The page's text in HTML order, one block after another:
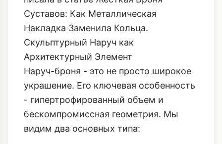
архитектурности. Подробнее об этом я
писала в статье
Жесткая Броня
Суставов: Как Металлическая
Накладка Заменила Кольца
Скульптурный Наруч как
Архитектурный Элемент
Наруч-броня - это не просто широкое
украшение. Его ключевая особенность